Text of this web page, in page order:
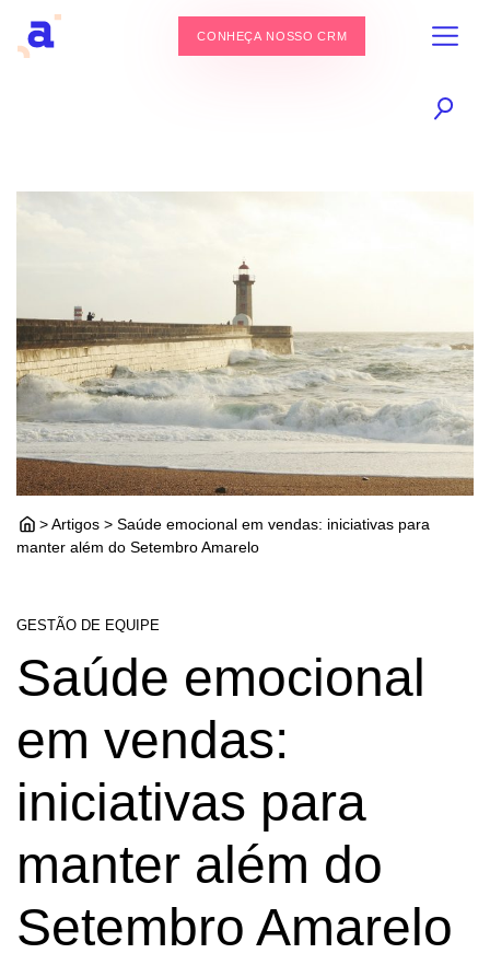
CONHEÇA NOSSO CRM
> Artigos > Saúde emocional em vendas: iniciativas para
manter além do Setembro Amarelo
GESTÃO DE EQUIPE
Saúde emocional
em vendas:
iniciativas para
manter além do
Setembro Amarelo